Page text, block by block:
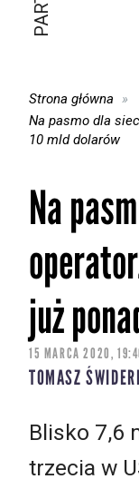
Strona główna
Na pasmo dla
10 mld dolarów
Na
już
15 MARCA 2020,
TOMASZ
Blisko 7,6
trzecia w